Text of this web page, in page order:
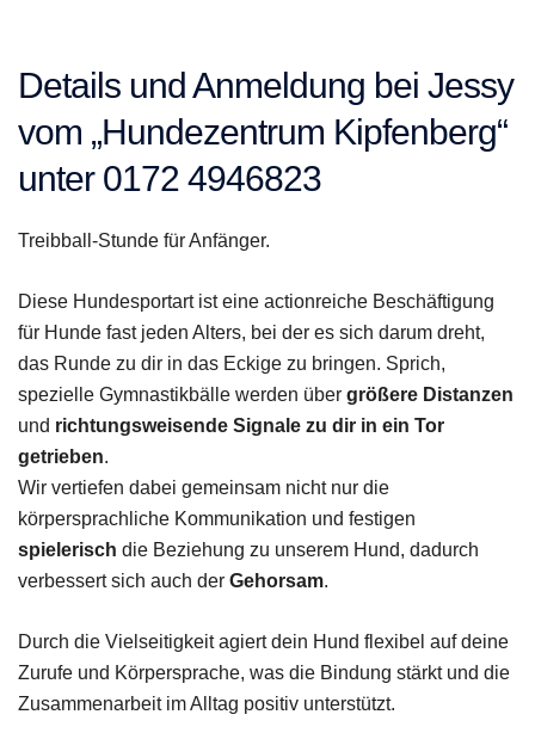
Details und Anmeldung bei Jessy
vom „Hundezentrum Kipfenberg“
unter 0172 4946823
Treibball-Stunde für Anfänger.
Diese Hundesportart ist eine actionreiche Beschäftigung
für Hunde fast jeden Alters, bei der es sich darum dreht,
das Runde zu dir in das Eckige zu bringen. Sprich,
spezielle Gymnastikbälle werden über größere Distanzen
und richtungsweisende Signale zu dir in ein Tor
getrieben.
Wir vertiefen dabei gemeinsam nicht nur die
körpersprachliche Kommunikation und festigen
spielerisch die Beziehung zu unserem Hund, dadurch
verbessert sich auch der Gehorsam.
Durch die Vielseitigkeit agiert dein Hund flexibel auf deine
Zurufe und Körpersprache, was die Bindung stärkt und die
Zusammenarbeit im Alltag positiv unterstützt.